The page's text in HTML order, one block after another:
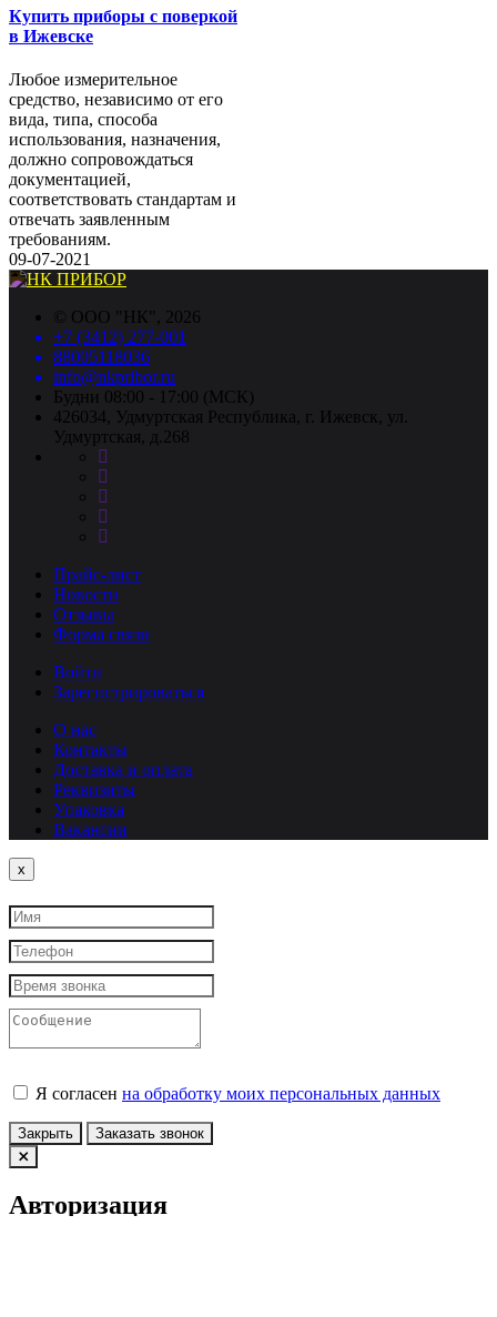
Купить приборы с поверкой
в Ижевске
Любое измерительное
средство, независимо от его
вида, типа, способа
использования, назначения,
должно сопровождаться
документацией,
соответствовать стандартам и
отвечать заявленным
требованиям.
09-07-2021
© ООО "НК", 2026
+7 (3412) 277-001
88005118036
info@nkpribor.ru
Будни 08:00 - 17:00 (МСК)
426034, Удмуртская Республика, г. Ижевск, ул.
Удмуртская, д.268
Прайс-лист
Новости
Отзывы
Форма связи
Войти
Зарегистрироваться
О нас
Контакты
Доставка и оплата
Реквизиты
Упаковка
Вакансии
x
Я согласен на обработку моих персональных данных
Закрыть Заказать звонок
Авторизация